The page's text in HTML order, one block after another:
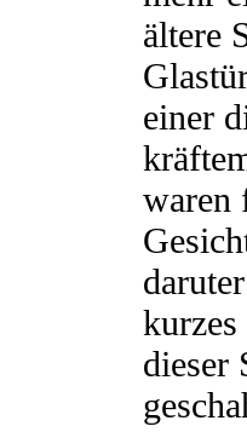
ältere
einer
waren
dieser